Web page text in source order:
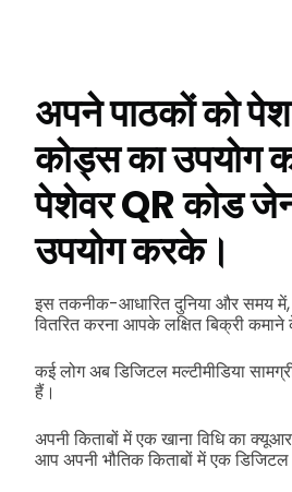
अपने पाठकों को
कोड्स का उपयोग
पेशेवर QR कोड
उपयोग करके।
इस तकनीक-आधारित दुनिया और समय में,
वितरित करना आपके लक्षित बिक्री कमाने
कई लोग अब डिजिटल मल्टीमीडिया
हैं।
अपनी किताबों में एक खाना विधि का
आप अपनी भौतिक किताबों में एक